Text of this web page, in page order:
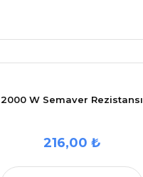
2000 W Semaver Rezistansı
216,00 ₺